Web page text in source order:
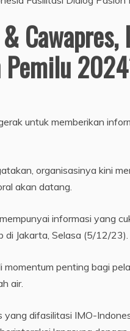
Cawapres,
Pemilu
untuk memberikan
organisasinya kini
akan datang.
informasi yang
di Jakarta, Selasa (5/12/23).
penting bagi
air.
difasilitasi IMO-